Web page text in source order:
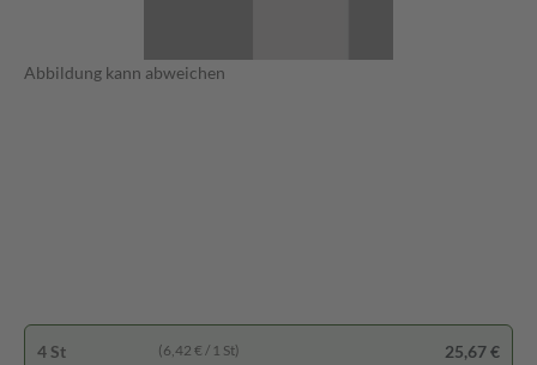
Abbildung kann abweichen
4 St (6,42 € / 1 St) 25,67 €